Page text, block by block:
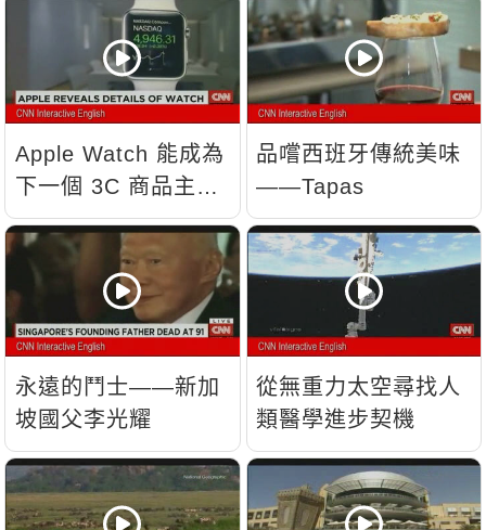
Apple Watch 能成為
下一個 3C 商品主
流？
品嚐西班牙傳統美味
——Tapas
永遠的鬥士——新加
坡國父李光耀
從無重力太空尋找人
類醫學進步契機